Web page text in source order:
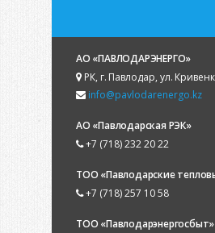
АО «ПАВЛОДАРЭНЕРГО»
РК, г. Павлодар, ул.
info@pavlodarenergo.kz
АО «Павлодарская РЭК»
+7 (718) 232 20 22
ТОО «Павлодарские
+7 (718) 257 10 58
ТОО «Павлодарэнергосбыт»